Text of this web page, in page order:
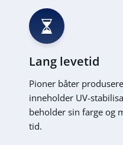
Lang levetid
Pioner båter
inneholder UV-
beholder sin farge og
tid.